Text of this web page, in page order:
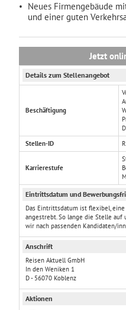
Neues Firmengebäude
und einer guten
Jetzt
Details zum Stellenangebot
Beschäftigung
Stellen-ID
Karrierestufe
Eintrittsdatum und
Das Eintrittsdatum ist flexibel,
angestrebt. So lange die Stelle
wir nach passenden Kandidaten/
Anschrift
Reisen Aktuell GmbH
In den Weniken 1
D - 56070 Koblenz
Aktionen